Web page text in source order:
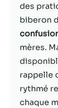
des
biberon
mères.
rappelle
rythmé
chaque